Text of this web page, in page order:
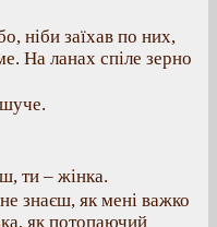
ніби заїхав по них,
На ланах спіле зерно
ти – жінка.
знаєш, як мені важко
як потопаючий